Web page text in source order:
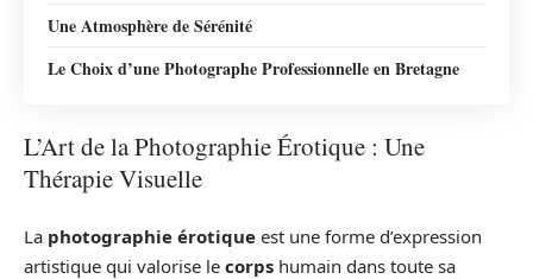
Une Atmosphère de Sérénité
Le Choix d’une Photographe Professionnelle en Bretagne
L’Art de la Photographie Érotique : Une
Thérapie Visuelle
La photographie érotique est une forme d’expression
artistique qui valorise le corps humain dans toute sa